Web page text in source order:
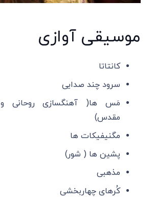
موسیقی آوازی
کانتاتا
سرود چند صدایی
مَس ها( آهنگسازی روحانی و
مقدس)
مگنیفیکات ها
پشین ها ( شور)
مذهبی
کُرهای چهاربخشی